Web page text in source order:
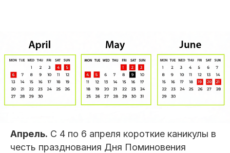
Апрель. С 4 по 6 апреля короткие каникулы в
честь празднования Дня Поминовения